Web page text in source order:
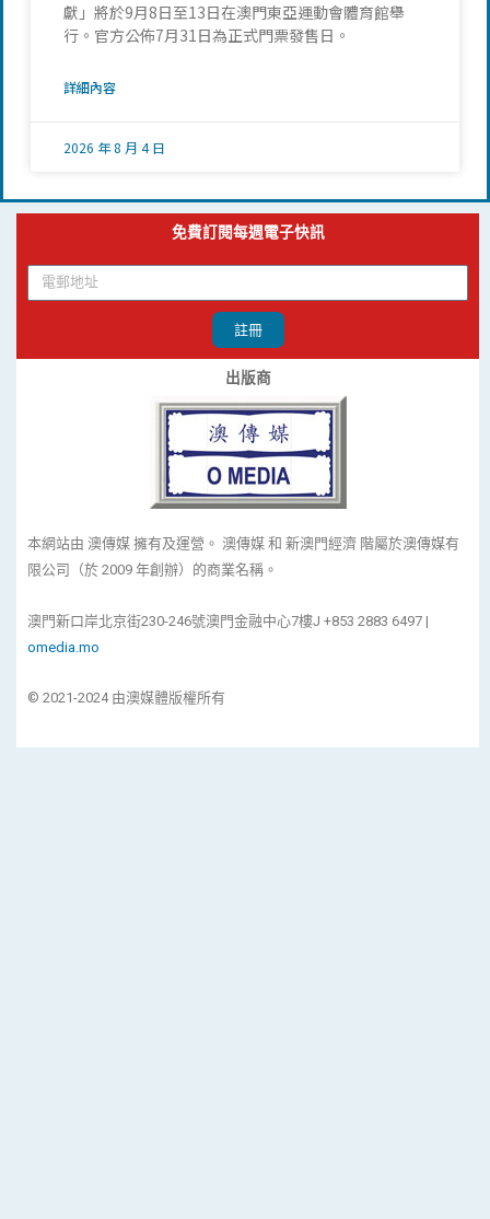
獻」將於9月8日至13日在澳門東亞運動會體育館舉
行。官方公佈7月31日為正式門票發售日。
詳細內容
2026 年 8 月 4 日
免費訂閱每週電子快訊
註冊
出版商
本網站由 澳傳媒 擁有及運營。 澳傳媒 和 新澳門經濟 階屬於澳傳媒有
限公司（於 2009 年創辦）的商業名稱。
澳門新口岸北京街230-246號澳門金融中心7樓J +853 2883 6497 |
omedia.mo
© 2021-2024 由澳媒體版權所有